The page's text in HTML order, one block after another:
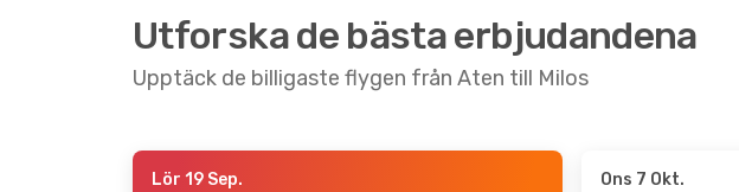
Utforska de bästa erbjudandena
Upptäck de billigaste flygen från Aten till Milos
Lör 19 Sep. Ons 7 Okt.